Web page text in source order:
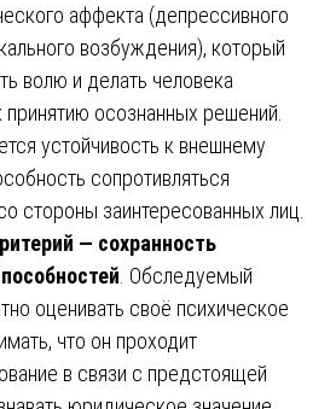
аффекта (депрессивного
возбуждения), который
волю и делать человека
осознанных решений.
устойчивость к внешнему
сопротивляться
стороны заинтересованных лиц.
— сохранность
. Обследуемый
оценивать своё психическое
что он проходит
в связи с предстоящей